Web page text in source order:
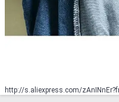
http://s.aliexpress.com/